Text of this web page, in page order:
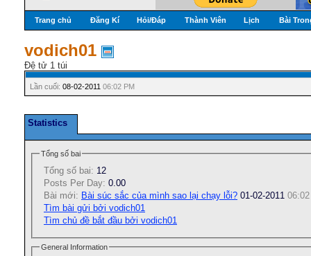
Trang chủ Đăng Kí Hỏi/Ðáp Thành Viên Lịch Bài
vodich01
Đệ tử 1 túi
Lần cuối: 08-02-2011 06:02 PM
Statistics
Tổng số bai
Tổng số bai: 12
Posts Per Day: 0.00
Bài mới: Bài súc sắc của mình sao lại chạy lỗi? 01-02-2011
Tìm bài gửi bởi vodich01
Tìm chủ đề bắt đầu bởi vodich01
General Information